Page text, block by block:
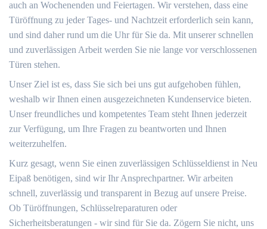
auch an Wochenenden und Feiertagen. Wir verstehen, dass eine
Türöffnung zu jeder Tages- und Nachtzeit erforderlich sein kann,
und sind daher rund um die Uhr für Sie da. Mit unserer schnellen
und zuverlässigen Arbeit werden Sie nie lange vor verschlossenen
Türen stehen.
Unser Ziel ist es, dass Sie sich bei uns gut aufgehoben fühlen,
weshalb wir Ihnen einen ausgezeichneten Kundenservice bieten.
Unser freundliches und kompetentes Team steht Ihnen jederzeit
zur Verfügung, um Ihre Fragen zu beantworten und Ihnen
weiterzuhelfen.
Kurz gesagt, wenn Sie einen zuverlässigen Schlüsseldienst in Neu
Eipaß benötigen, sind wir Ihr Ansprechpartner. Wir arbeiten
schnell, zuverlässig und transparent in Bezug auf unsere Preise.
Ob Türöffnungen, Schlüsselreparaturen oder
Sicherheitsberatungen - wir sind für Sie da. Zögern Sie nicht, uns